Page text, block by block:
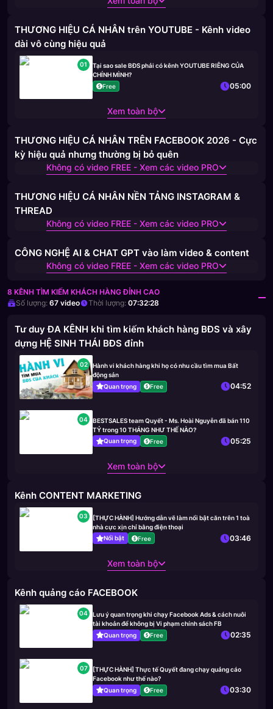
THƯƠNG HIỆU CÁ NHÂN trên YOUTUBE - Kênh video
dài vô cùng hiệu quả
01
Tại sao sale BĐS phải có kênh YOUTUBE RIÊNG CỦA
CHÍNH MÌNH?
Free
05:00
Xem toàn bộ
THƯƠNG HIỆU CÁ NHÂN TRÊN FACEBOOK 2026 - Cực
kỳ hiệu quả nhưng thường bị bỏ quên
Không có video FREE - Xem các video PRO
THƯƠNG HIỆU CÁ NHÂN NỀN TẢNG INSTAGRAM &
THREAD
Không có video FREE - Xem các video PRO
CÔNG NGHỆ AI & CHAT GPT vào làm video & content
Không có video FREE - Xem các video PRO
8 KÊNH TÌM KIẾM KHÁCH HÀNG ĐỈNH CAO
Số lượng: 67 video Thời lượng: 07:32:28
Tư duy ĐA KÊNH khi tìm kiếm khách hàng BĐS và xây
dựng HỆ SINH THÁI BĐS đỉnh
02
Hành vi khách hàng khi họ có nhu cầu tìm mua Bất
động sản
Quan trọng
Free 04:52
04
BESTSALES team Quyết - Ms. Hoài Nguyễn đã bán 110
TỶ trong 10 THÁNG NHƯ THẾ NÀO?
Quan trọng
Free 05:25
Xem toàn bộ
Kênh CONTENT MARKETING
03
[THỰC HÀNH] Hướng dẫn vẽ làm nổi bật căn trên 1 toà
nhà cực xịn chỉ bằng điện thoại
Nổi bật
Free 03:46
Xem toàn bộ
Kênh quảng cáo FACEBOOK
04
Lưu ý quan trọng khi chạy Facebook Ads & cách nuôi
tài khoản để không bị Vi phạm chính sách FB
Quan trọng
Free 02:35
07
[THỰC HÀNH] Thực tế Quyết đang chạy quảng cáo
Facebook như thế nào?
Quan trọng
Free 03:30